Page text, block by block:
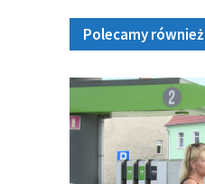
Polecamy również